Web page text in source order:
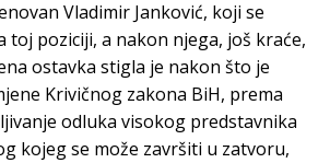
Vladimir Janković, koji se
toj poziciji, a nakon njega, još kraće,
ostavka stigla je nakon što je
Krivičnog zakona BiH, prema
odluka visokog predstavnika
kojeg se može završiti u zatvoru,